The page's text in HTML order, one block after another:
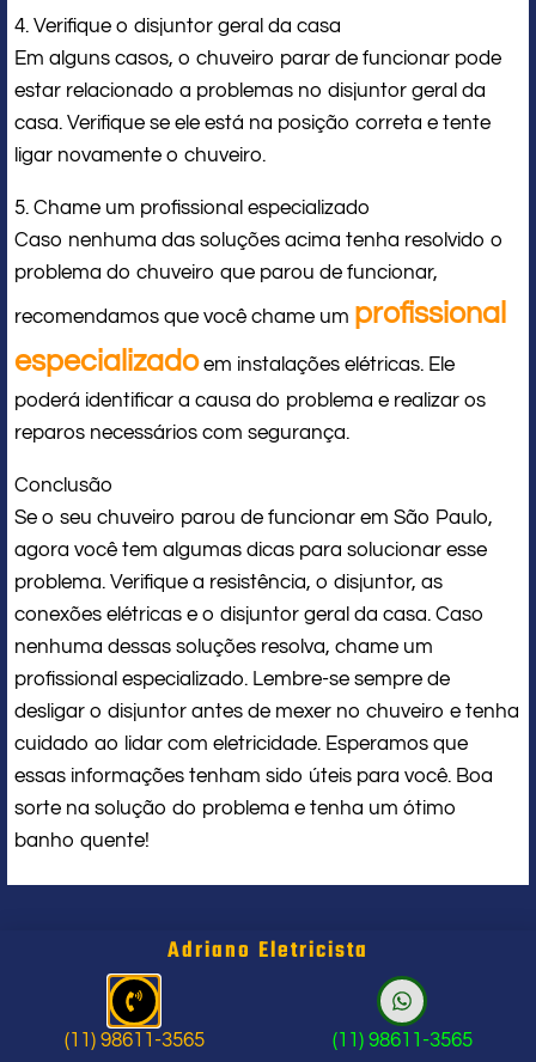
4. Verifique o disjuntor geral da casa
Em alguns casos, o chuveiro parar de funcionar pode
estar relacionado a problemas no disjuntor geral da
casa. Verifique se ele está na posição correta e tente
ligar novamente o chuveiro.
5. Chame um profissional especializado
Caso nenhuma das soluções acima tenha resolvido o
problema do chuveiro que parou de funcionar,
recomendamos que você chame um profissional
especializadoem instalações elétricas. Ele
poderá identificar a causa do problema e realizar os
reparos necessários com segurança.
Conclusão
Se o seu chuveiro parou de funcionar em São Paulo,
agora você tem algumas dicas para solucionar esse
problema. Verifique a resistência, o disjuntor, as
conexões elétricas e o disjuntor geral da casa. Caso
nenhuma dessas soluções resolva, chame um
profissional especializado. Lembre-se sempre de
desligar o disjuntor antes de mexer no chuveiro e tenha
cuidado ao lidar com eletricidade. Esperamos que
essas informações tenham sido úteis para você. Boa
sorte na solução do problema e tenha um ótimo
banho quente!
Eletricista Perto de Mim
Adriano Eletricista
(11) 98611-3565 (11) 98611-3565